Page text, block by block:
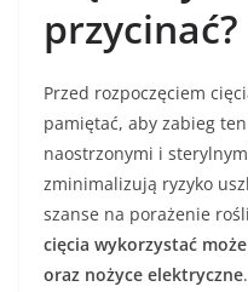
przycinać?
Przed rozpoczęciem
pamiętać, aby zabieg
naostrzonymi i
zminimalizują ryzyko
szanse na porażenie
cięcia wykorzystać
oraz nożyce elektryczne